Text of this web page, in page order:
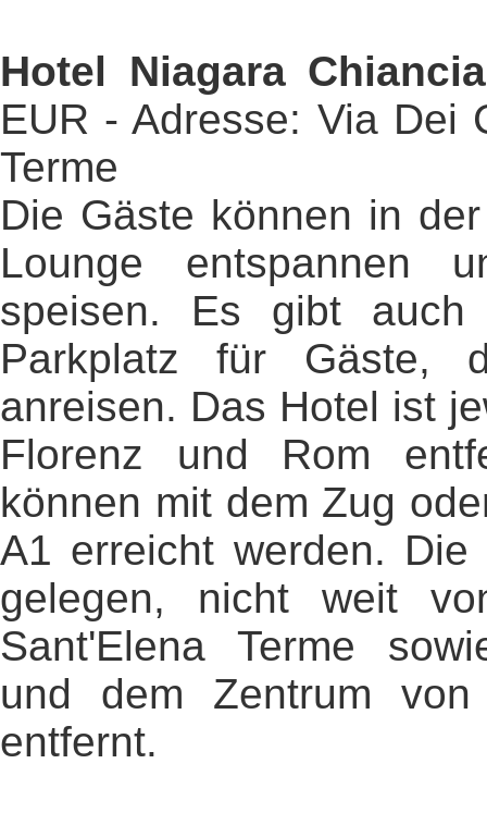
Hotel Niagara
EUR - Adresse: Via Dei
Terme
Die Gäste können in
Lounge entspannen
speisen. Es gibt auch
Parkplatz für Gäste,
anreisen. Das Hotel ist
Florenz und Rom
können mit dem Zug
A1 erreicht werden.
gelegen, nicht weit
Sant'Elena Terme
und dem Zentrum von
entfernt.